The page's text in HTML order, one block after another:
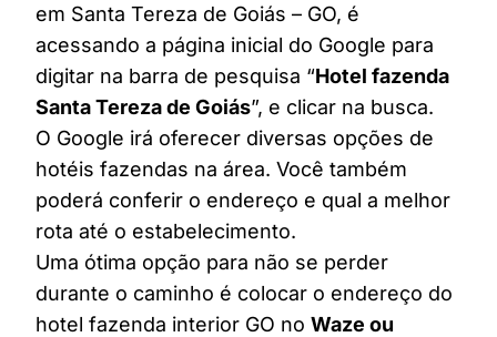
em Santa Tereza de Goiás – GO, é
acessando a página inicial do Google para
digitar na barra de pesquisa “Hotel fazenda
Santa Tereza de Goiás”, e clicar na busca.
O Google irá oferecer diversas opções de
hotéis fazendas na área. Você também
poderá conferir o endereço e qual a melhor
rota até o estabelecimento.
Uma ótima opção para não se perder
durante o caminho é colocar o endereço do
hotel fazenda interior GO no Waze ou